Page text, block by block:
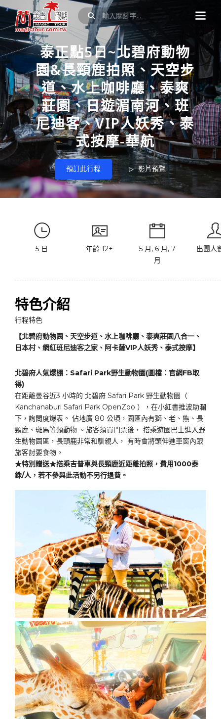
泰正點5日~北碧府動物
園&長頸鹿拍照、天空步
道、水上咖啡廳、泰爽
莊園、日遊湄南河、班
尼迪客、VIP人妖秀、泰
式按摩-華航
預訂此行程 影片預覽
5 日 年齡 12+
5 月, 6 月, 7
月
出團人
特色介紹
行程特色
【北碧府動物園、天空步道、水上咖啡廳、泰爽莊園八合一、
日本村、網紅班尼迪客之家、阿卡薩VIP人妖秀、泰式按摩】
北碧府人氣爆棚：Safari Park野生動物園(圖檔：官網FB取
得)
在距離曼谷近3 小時的 北碧府 Safari Park 野生動物園（
Kanchanaburi Safari Park OpenZoo ），在小紅書推波助瀾
下，詢問度爆表。 佔地廣 80 公頃，園區內有獅、老、熊、長
頸鹿、斑馬等類動物 。旅客須買門票後， 搭乘遊園巴士進入野
生動物園區，長頸鹿非常和馴親人， 有時會將頭伸進車窗內跟
旅客討要食物。
★特別贈送★搭乘吉普車與長頸鹿近距離拍照，費用1000泰
銖/人，若不參與此活動不另行退費。